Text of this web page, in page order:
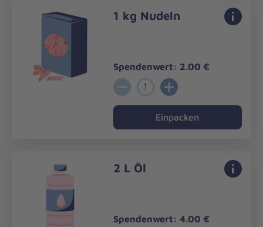
1 kg Nudeln
Spendenwert: 2.00 €
1
Einpacken
2 L Öl
Spendenwert: 4.00 €